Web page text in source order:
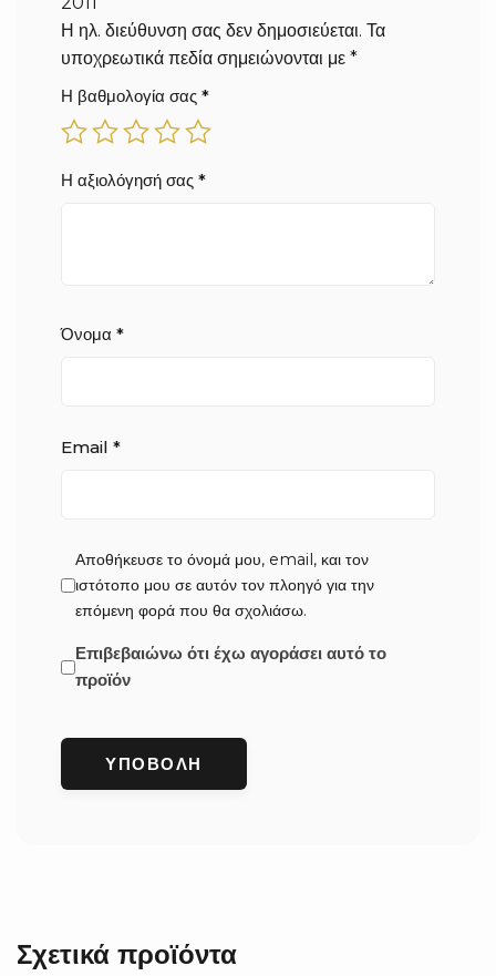
Η ηλ. διεύθυνση σας δεν δημοσιεύεται. Τα
υποχρεωτικά πεδία σημειώνονται με *
Η βαθμολογία σας *
Η αξιολόγησή σας *
Όνομα *
Email *
Αποθήκευσε το όνομά μου, email, και τον
ιστότοπο μου σε αυτόν τον πλοηγό για την
επόμενη φορά που θα σχολιάσω.
Επιβεβαιώνω ότι έχω αγοράσει αυτό το
προϊόν
Σχετικά προϊόντα